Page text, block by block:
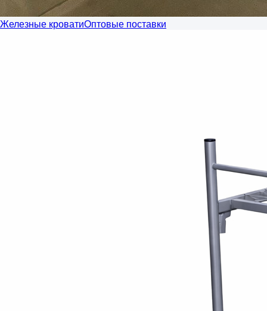
Железные кроватиОптовые поставки